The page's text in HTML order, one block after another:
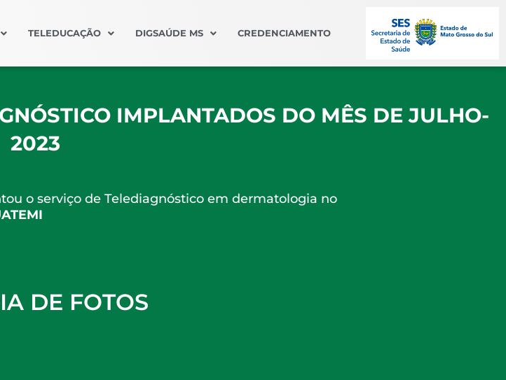
TELEDUCAÇÃO DIGSAÚDE MS CREDENCIAMENTO
IMPLANTADOS DO MÊS DE JULHO-
2023
o serviço de Telediagnóstico em dermatologia no
DE FOTOS